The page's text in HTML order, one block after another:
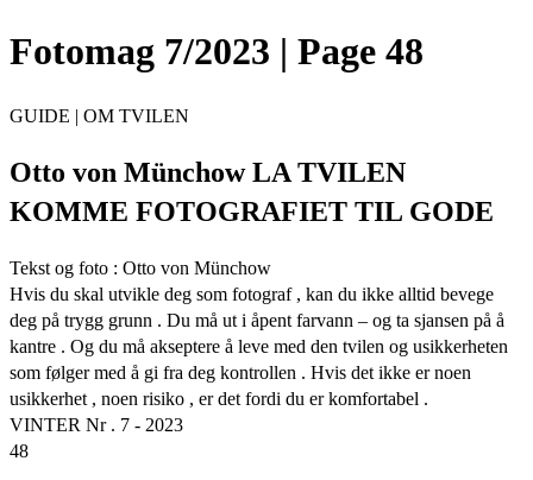
Fotomag 7/2023 | Page 48
GUIDE | OM TVILEN
Otto von Münchow LA TVILEN
KOMME FOTOGRAFIET TIL GODE
Tekst og foto : Otto von Münchow
Hvis du skal utvikle deg som fotograf , kan du ikke alltid bevege
deg på trygg grunn . Du må ut i åpent farvann – og ta sjansen på å
kantre . Og du må akseptere å leve med den tvilen og usikkerheten
som følger med å gi fra deg kontrollen . Hvis det ikke er noen
usikkerhet , noen risiko , er det fordi du er komfortabel .
VINTER Nr . 7 - 2023
48